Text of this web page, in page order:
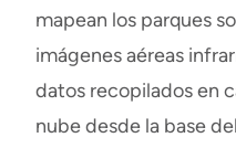
mapean los parques
imágenes aéreas
datos recopilados en
nube desde la base